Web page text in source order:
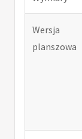
Wersja
planszowa